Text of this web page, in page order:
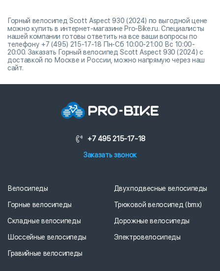
Горный велосипед Scott Aspect 930 (2024) по выгодной цене
можно купить в интернет-магазине Pro-Bike.ru. Специалисты
нашей компании готовы ответить на все ваши вопросы по
телефону +7 (495) 215-17-18 Пн-Сб 10:00-21:00 Вс 10:00-
20:00. Заказать Горный велосипед Scott Aspect 930 (2024) с
доставкой по Москве и России, можно напрямую через наш
сайт.
+7 495 215-17-18
Заказать звонок
Велосипеды
Горные велосипеды
Складные велосипеды
Шоссейные велосипеды
Гравийные велосипеды
Двухподвесные велосипеды
Трюковой велосипед (bmx)
Дорожные велосипеды
Электровелосипеды